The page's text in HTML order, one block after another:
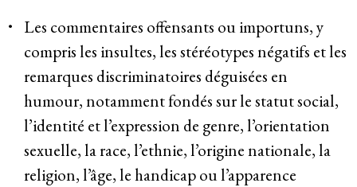
Les commentaires offensants ou importuns, y
compris les insultes, les stéréotypes négatifs et les
remarques discriminatoires déguisées en
humour, notamment fondés sur le statut social,
l’identité et l’expression de genre, l’orientation
sexuelle, la race, l’ethnie, l’origine nationale, la
religion, l’âge, le handicap ou l’apparence